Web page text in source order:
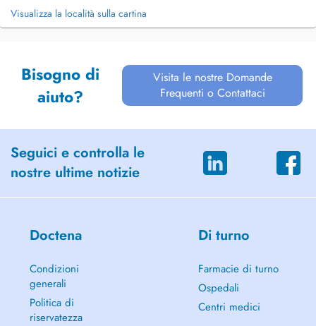
Visualizza la località sulla cartina
Bisogno di
aiuto?
Visita le nostre Domande
Frequenti o Contattaci
Seguici e controlla le
nostre ultime notizie
Doctena
Condizioni
generali
Politica di
riservatezza
Di turno
Farmacie di turno
Ospedali
Centri medici